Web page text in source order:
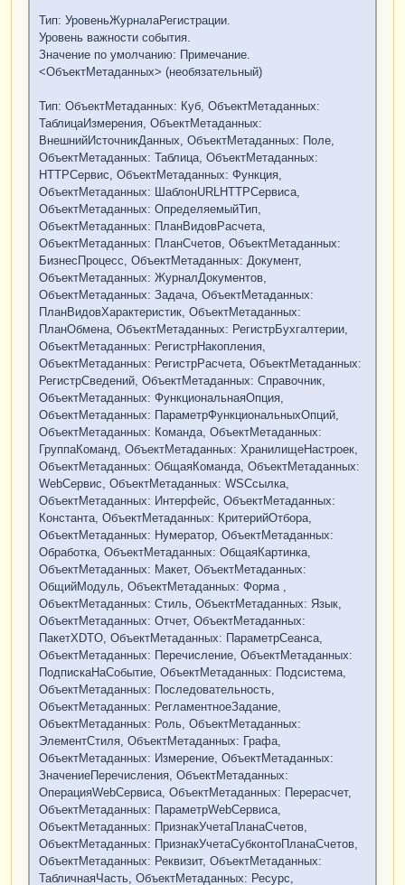
Тип: УровеньЖурналаРегистрации.
Уровень важности события.
Значение по умолчанию: Примечание.
<ОбъектМетаданных> (необязательный)
Тип: ОбъектМетаданных: Куб, ОбъектМетаданных:
ТаблицаИзмерения, ОбъектМетаданных:
ВнешнийИсточникДанных, ОбъектМетаданных: Поле,
ОбъектМетаданных: Таблица, ОбъектМетаданных:
HTTPСервис, ОбъектМетаданных: Функция,
ОбъектМетаданных: ШаблонURLHTTPСервиса,
ОбъектМетаданных: ОпределяемыйТип,
ОбъектМетаданных: ПланВидовРасчета,
ОбъектМетаданных: ПланСчетов, ОбъектМетаданных:
БизнесПроцесс, ОбъектМетаданных: Документ,
ОбъектМетаданных: ЖурналДокументов,
ОбъектМетаданных: Задача, ОбъектМетаданных:
ПланВидовХарактеристик, ОбъектМетаданных:
ПланОбмена, ОбъектМетаданных: РегистрБухгалтерии,
ОбъектМетаданных: РегистрНакопления,
ОбъектМетаданных: РегистрРасчета, ОбъектМетаданных:
РегистрСведений, ОбъектМетаданных: Справочник,
ОбъектМетаданных: ФункциональнаяОпция,
ОбъектМетаданных: ПараметрФункциональныхОпций,
ОбъектМетаданных: Команда, ОбъектМетаданных:
ГруппаКоманд, ОбъектМетаданных: ХранилищеНастроек,
ОбъектМетаданных: ОбщаяКоманда, ОбъектМетаданных:
WebСервис, ОбъектМетаданных: WSСсылка,
ОбъектМетаданных: Интерфейс, ОбъектМетаданных:
Константа, ОбъектМетаданных: КритерийОтбора,
ОбъектМетаданных: Нумератор, ОбъектМетаданных:
Обработка, ОбъектМетаданных: ОбщаяКартинка,
ОбъектМетаданных: Макет, ОбъектМетаданных:
ОбщийМодуль, ОбъектМетаданных: Форма ,
ОбъектМетаданных: Стиль, ОбъектМетаданных: Язык,
ОбъектМетаданных: Отчет, ОбъектМетаданных:
ПакетXDTO, ОбъектМетаданных: ПараметрСеанса,
ОбъектМетаданных: Перечисление, ОбъектМетаданных:
ПодпискаНаСобытие, ОбъектМетаданных: Подсистема,
ОбъектМетаданных: Последовательность,
ОбъектМетаданных: РегламентноеЗадание,
ОбъектМетаданных: Роль, ОбъектМетаданных:
ЭлементСтиля, ОбъектМетаданных: Графа,
ОбъектМетаданных: Измерение, ОбъектМетаданных:
ЗначениеПеречисления, ОбъектМетаданных:
ОперацияWebСервиса, ОбъектМетаданных: Перерасчет,
ОбъектМетаданных: ПараметрWebСервиса,
ОбъектМетаданных: ПризнакУчетаПланаСчетов,
ОбъектМетаданных: ПризнакУчетаСубконтоПланаСчетов,
ОбъектМетаданных: Реквизит, ОбъектМетаданных:
ТабличнаяЧасть, ОбъектМетаданных: Ресурс,